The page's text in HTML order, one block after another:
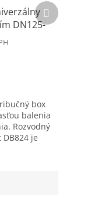
DN125-
box
balenia
Rozvodný
je
Ďalší
produkt